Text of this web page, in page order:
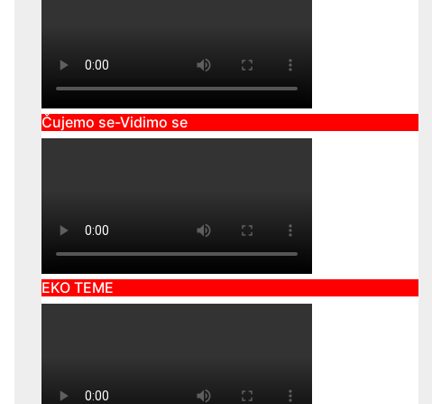
Čujemo se-Vidimo se
EKO TEME